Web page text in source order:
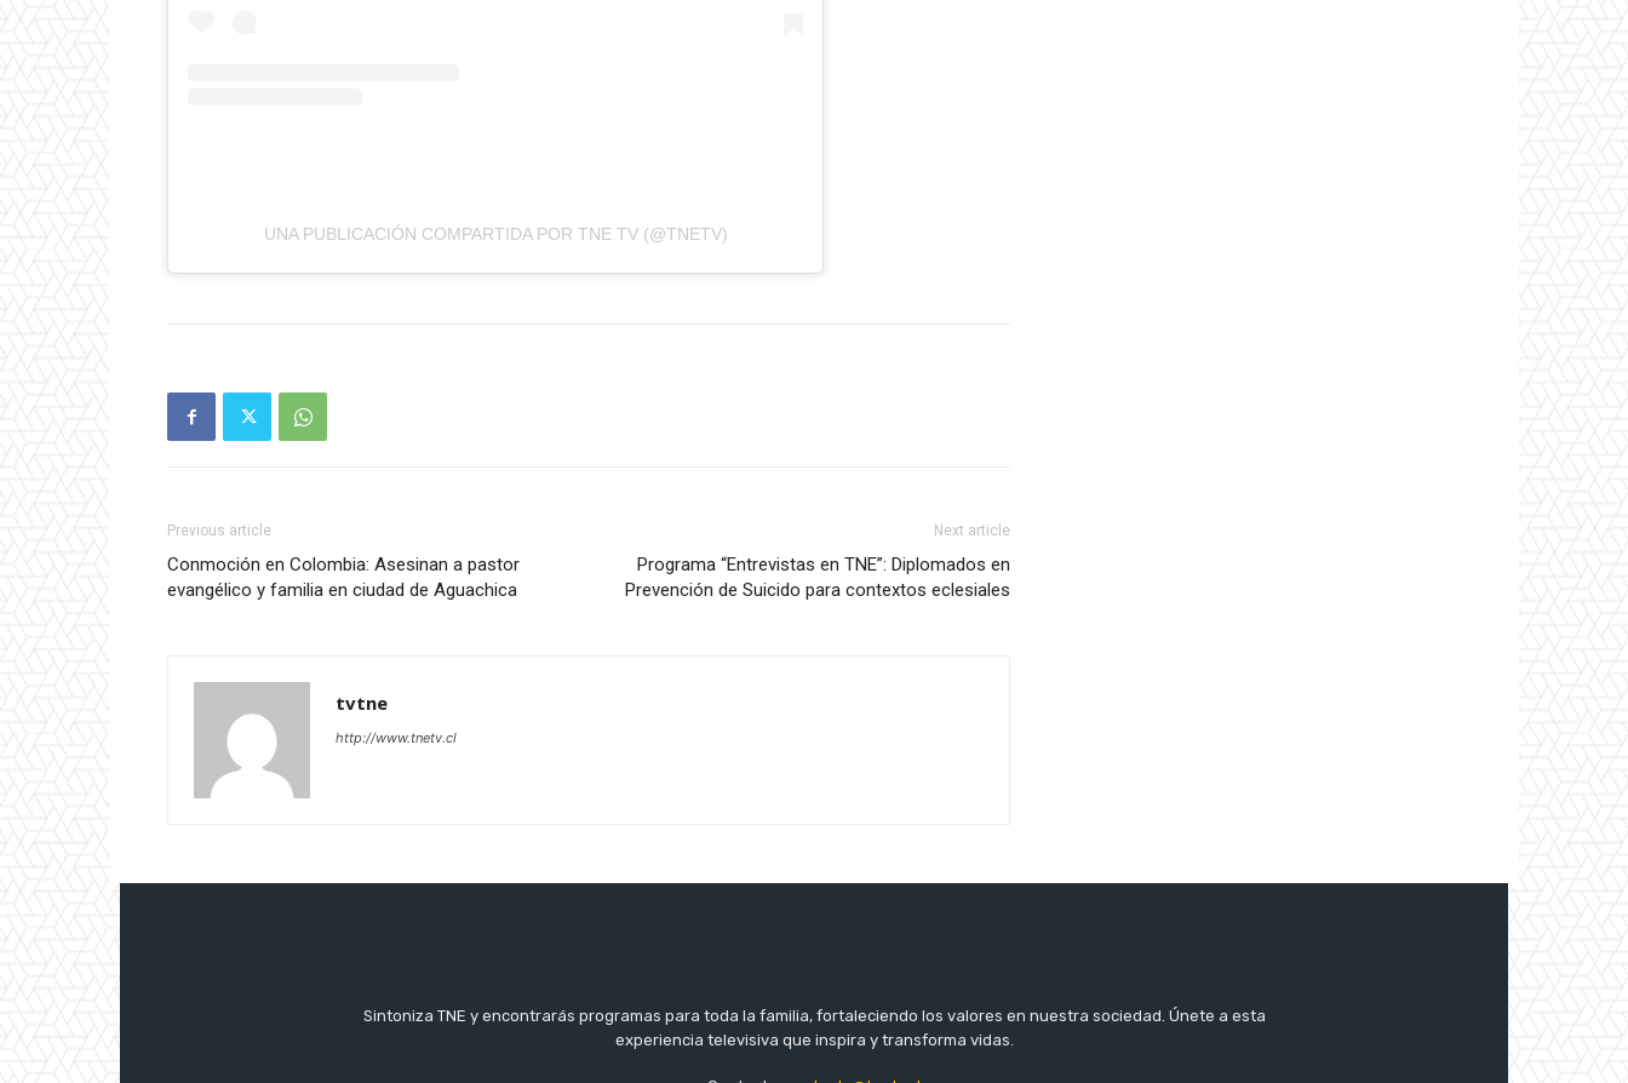
UNA PUBLICACIÓN COMPARTIDA POR TNE TV (@TNETV)
Previous article
Conmoción en Colombia: Asesinan a pastor
evangélico y familia en ciudad de Aguachica
Next article
Programa “Entrevistas en TNE”: Diplomados en
Prevención de Suicido para contextos eclesiales
tvtne
http://www.tnetv.cl
Sintoniza TNE y encontrarás programas para toda la familia, fortaleciendo los valores en nuestra sociedad. Únete a esta
experiencia televisiva que inspira y transforma vidas.